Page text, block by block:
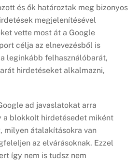
és ők határoztak meg bizonyos
megjelenítésével
vette most át a Google
célja az elnevezésből is
leginkább felhasználóbarát,
hirdetéseket alkalmazni,
ad javaslatokat arra
a blokkolt hirdetésedet miként
milyen átalakításokra van
az elvárásoknak. Ezzel
így nem is tudsz nem